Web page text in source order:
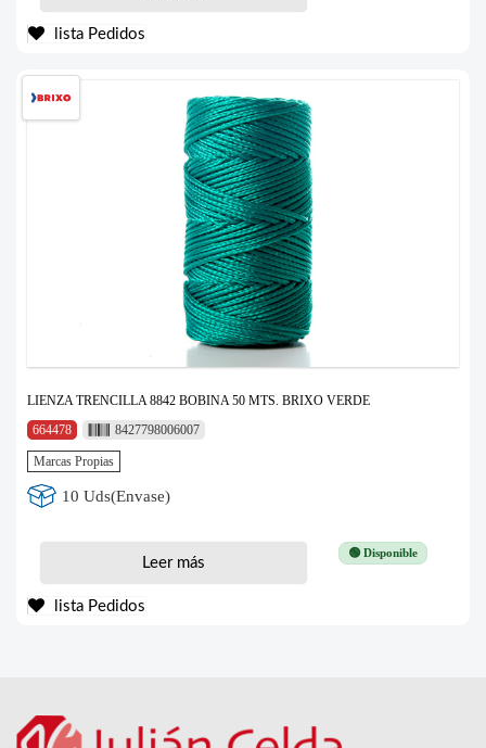
lista Pedidos
LIENZA TRENCILLA 8842 BOBINA 50 MTS. BRIXO VERDE
664478
8427798006007
Marcas Propias
10 Uds(Envase)
🟢 Disponible
Leer más
lista Pedidos